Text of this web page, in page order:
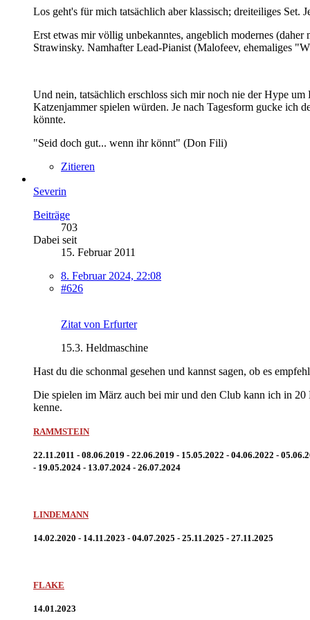
Los geht's für mich tatsächlich aber klassisch; dreiteiliges
Erst etwas mir völlig unbekanntes, angeblich modernes
Strawinsky. Namhafter Lead-Pianist (Malofeev, ehemaliges
Und nein, tatsächlich erschloss sich mir noch nie der Hype
Katzenjammer spielen würden. Je nach Tagesform gucke ich
könnte.
"Seid doch gut... wenn ihr könnt" (Don Fili)
Zitieren
Severin
Beiträge
703
Dabei seit
15. Februar 2011
8. Februar 2024, 22:08
#626
Zitat von Erfurter
15.3. Heldmaschine
Hast du die schonmal gesehen und kannst sagen, ob es
Die spielen im März auch bei mir und den Club kann ich in
kenne.
RAMMSTEIN
22.11.2011 - 08.06.2019 - 22.06.2019 - 15.05.2022 - 04.06.2022 -
- 19.05.2024 - 13.07.2024 - 26.07.2024
LINDEMANN
14.02.2020 - 14.11.2023 - 04.07.2025 - 25.11.2025 - 27.11.2025
FLAKE
14.01.2023